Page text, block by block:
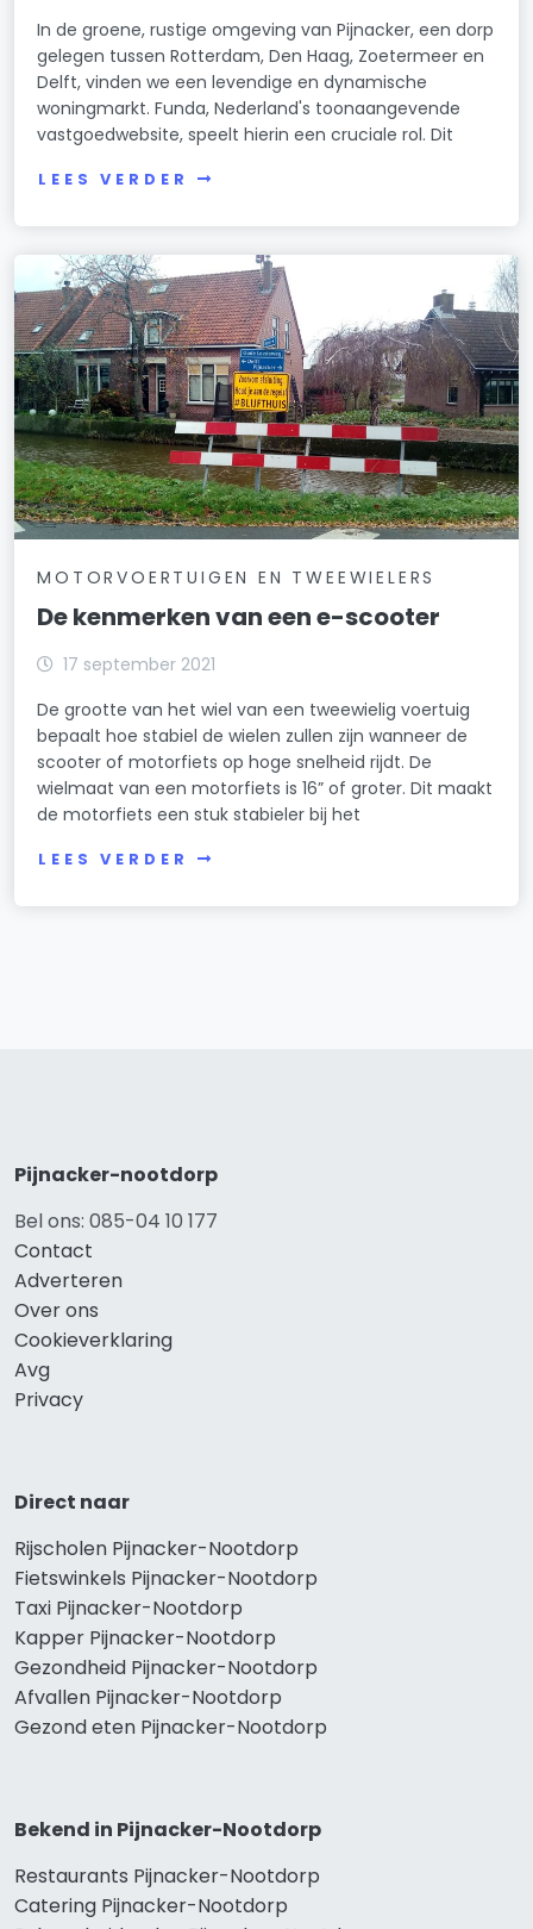
In de groene, rustige omgeving van Pijnacker, een dorp
gelegen tussen Rotterdam, Den Haag, Zoetermeer en
Delft, vinden we een levendige en dynamische
woningmarkt. Funda, Nederland's toonaangevende
vastgoedwebsite, speelt hierin een cruciale rol. Dit
LEES VERDER
MOTORVOERTUIGEN EN TWEEWIELERS
De kenmerken van een e-scooter
17 september 2021
De grootte van het wiel van een tweewielig voertuig
bepaalt hoe stabiel de wielen zullen zijn wanneer de
scooter of motorfiets op hoge snelheid rijdt. De
wielmaat van een motorfiets is 16” of groter. Dit maakt
de motorfiets een stuk stabieler bij het
LEES VERDER
Pijnacker-nootdorp
Bel ons: 085-04 10 177
Contact
Adverteren
Over ons
Cookieverklaring
Avg
Privacy
Direct naar
Rijscholen Pijnacker-Nootdorp
Fietswinkels Pijnacker-Nootdorp
Taxi Pijnacker-Nootdorp
Kapper Pijnacker-Nootdorp
Gezondheid Pijnacker-Nootdorp
Afvallen Pijnacker-Nootdorp
Gezond eten Pijnacker-Nootdorp
Bekend in Pijnacker-Nootdorp
Restaurants Pijnacker-Nootdorp
Catering Pijnacker-Nootdorp